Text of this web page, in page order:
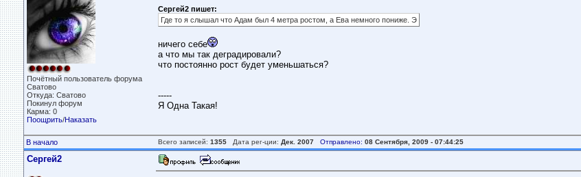
Почётный пользователь форума
Сватово
Откуда: Сватово
Покинул форум
Карма: 0
Поощрить/Наказать
Сергей2 пишет:
Где то я слышал что Адам был 4 метра ростом, а Ева немного пониже. Э
ничего себе
а что мы так деградировали?
что постоянно рост будет уменьшаться?
-----
Я Одна Такая!
В начало Всего записей: 1355 Дата рег-ции: Дек. 2007 Отправлено: 08 Сентября, 2009 - 07:44:25
Сергей2